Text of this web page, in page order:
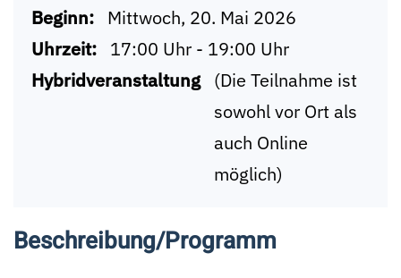
Beginn: Mittwoch, 20. Mai 2026
Uhrzeit: 17:00 Uhr - 19:00 Uhr
Hybridveranstaltung (Die Teilnahme ist
sowohl vor Ort als
auch Online
möglich)
Beschreibung/Programm